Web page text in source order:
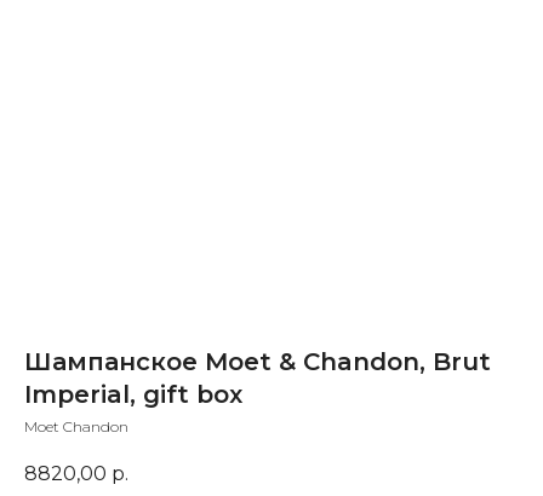
Шампанское Moet & Chandon, Brut
Imperial, gift box
Moet Chandon
8820,00 р.